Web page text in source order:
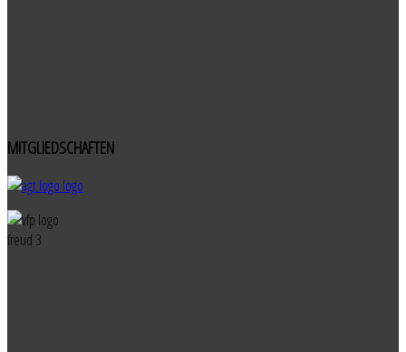
MITGLIEDSCHAFTEN